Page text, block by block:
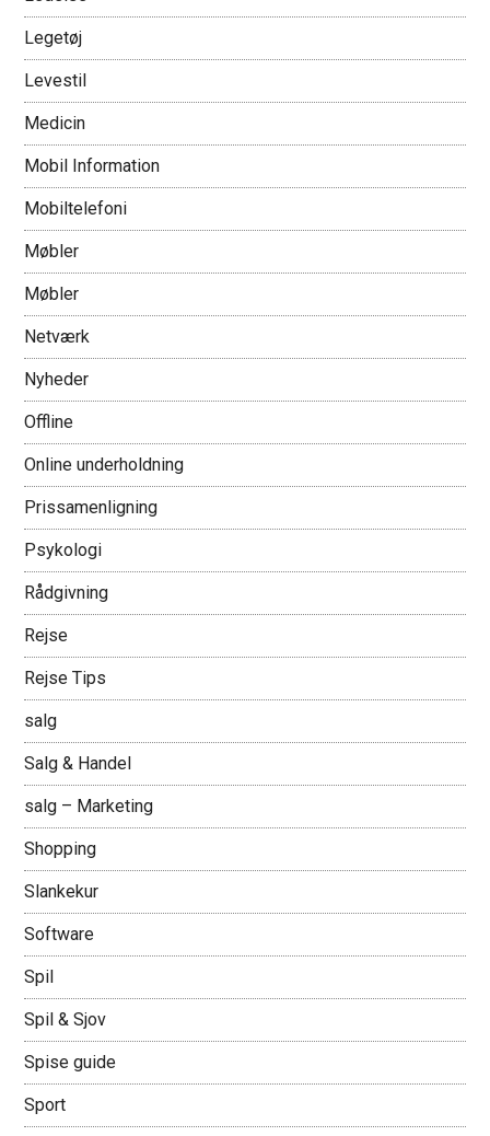
Legetøj
Levestil
Medicin
Mobil Information
Mobiltelefoni
Møbler
Møbler
Netværk
Nyheder
Offline
Online underholdning
Prissamenligning
Psykologi
Rådgivning
Rejse
Rejse Tips
salg
Salg & Handel
salg – Marketing
Shopping
Slankekur
Software
Spil
Spil & Sjov
Spise guide
Sport